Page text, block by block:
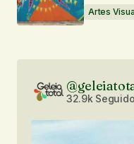
Artes
32.9k